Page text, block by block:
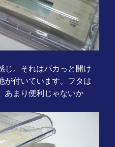
じ。それはパカっと開け
が付いています。フタは
あまり便利じゃないか